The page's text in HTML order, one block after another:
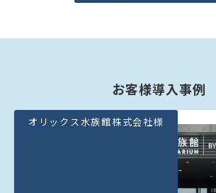
お客様導入事例
オリックス水族館株式会社様